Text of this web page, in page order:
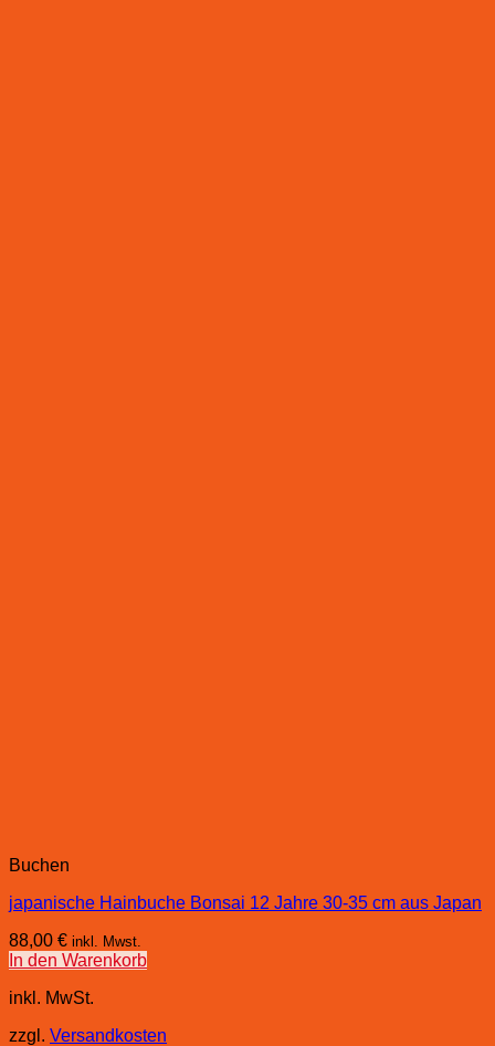
Buchen
japanische Hainbuche Bonsai 12 Jahre 30-35 cm aus Japan
88,00 € inkl. Mwst.
In den Warenkorb
inkl. MwSt.
zzgl. Versandkosten